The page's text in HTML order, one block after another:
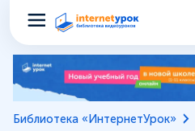
Библиотека «ИнтернетУрок»